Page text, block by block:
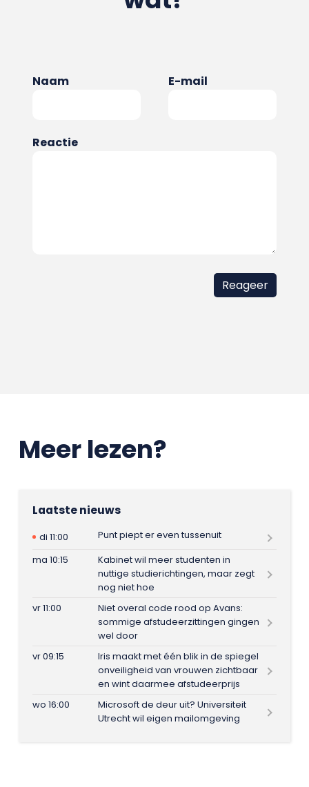
Naam E-mail
Reactie
Meer lezen?
Laatste nieuws
di 11:00
Punt piept er even tussenuit
ma 10:15
Kabinet wil meer studenten in
nuttige studierichtingen, maar zegt
nog niet hoe
vr 11:00
Niet overal code rood op Avans:
sommige afstudeerzittingen gingen
wel door
vr 09:15
Iris maakt met één blik in de spiegel
onveiligheid van vrouwen zichtbaar
en wint daarmee afstudeerprijs
wo 16:00
Microsoft de deur uit? Universiteit
Utrecht wil eigen mailomgeving